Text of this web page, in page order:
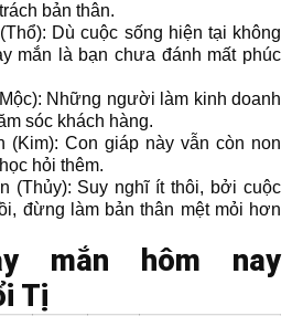
bản thân.
Dù cuộc sống hiện tại không
mắn là bạn chưa đánh mất phúc
Những người làm kinh doanh
sóc khách hàng.
(Kim): Con giáp này vẫn còn non
hỏi thêm.
(Thủy): Suy nghĩ ít thôi, bởi cuộc
đừng làm bản thân mệt mỏi hơn
mắn hôm nay
Tị